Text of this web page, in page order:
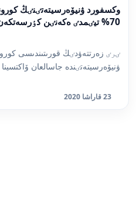
وكسفورد ۋنيۆەرسيتەتٸنٸڭ
70% تيٸمدٸ ەكەنٸن كٶرسەتكەن
ٸرٸ زەرتتەۋدٸڭ قورىتىندىسى
ۋنيۆەرسيتەتٸندە جاسالعان ۆاكتسينا COVID-19 بەلگٸلەر...
23 قاراشا 2020